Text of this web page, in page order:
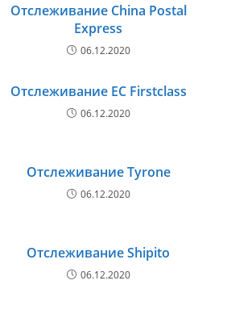
Отслеживание China Postal
Express
06.12.2020
Отслеживание EC Firstclass
06.12.2020
Отслеживание Tyrone
06.12.2020
Отслеживание Shipito
06.12.2020